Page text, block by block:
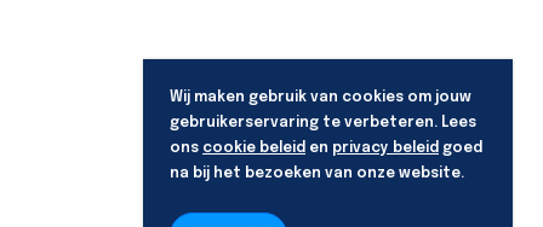
Wij maken gebruik van cookies om jouw
gebruikerservaring te verbeteren. Lees
ons cookie beleid en privacy beleid goed
na bij het bezoeken van onze website.